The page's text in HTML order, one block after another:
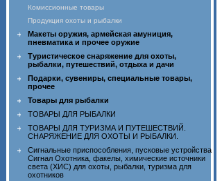
Комиссионные товары
Продукция охоты и рыбалки
Макеты оружия, армейская амуниция,
пневматика и прочее оружие
Туристическое снаряжение для охоты,
рыбалки, путешествий, отдыха и дачи
Подарки, сувениры, специальные товары,
прочее
Товары для рыбалки
ТОВАРЫ ДЛЯ РЫБАЛКИ
ТОВАРЫ ДЛЯ ТУРИЗМА И ПУТЕШЕСТВИЙ.
СНАРЯЖЕНИЕ ДЛЯ ОХОТЫ И РЫБАЛКИ.
Сигнальные приспособления, пусковые устройства
Сигнал Охотника, факелы, химические источники
света (ХИС) для охоты, рыбалки, туризма для
охотников